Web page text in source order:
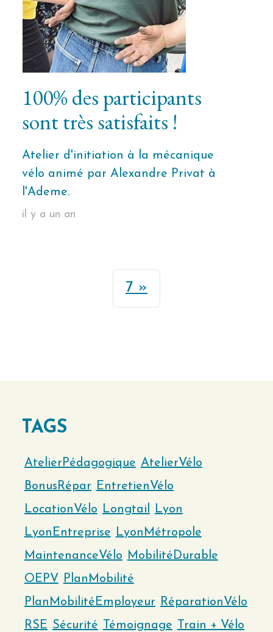
100% des participants
sont très satisfaits !
Atelier d'initiation à la mécanique
vélo animé par Alexandre Privat à
l'Ademe.
il y a un an
7
TAGS
AtelierPédagogique AtelierVélo
BonusRépar EntretienVélo
LocationVélo Longtail
Lyon
LyonEntreprise LyonMétropole
MaintenanceVélo MobilitéDurable
OEPV PlanMobilité
PlanMobilitéEmployeur RéparationVélo
RSE Sécurité Témoignage
Train + Vélo